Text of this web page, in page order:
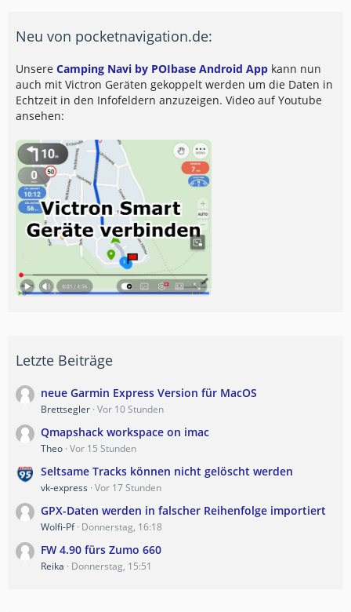
Neu von pocketnavigation.de:
Unsere Camping Navi by POIbase Android App kann nun
auch mit Victron Geräten gekoppelt werden um die Daten in
Echtzeit in den Infofeldern anzuzeigen. Video auf Youtube
ansehen:
Letzte Beiträge
neue Garmin Express Version für MacOS
Brettsegler Vor 10 Stunden
Qmapshack workspace on imac
Theo Vor 15 Stunden
Seltsame Tracks können nicht gelöscht werden
vk-express Vor 17 Stunden
GPX-Daten werden in falscher Reihenfolge importiert
Wolfi-Pf Donnerstag, 16:18
FW 4.90 fürs Zumo 660
Reika Donnerstag, 15:51